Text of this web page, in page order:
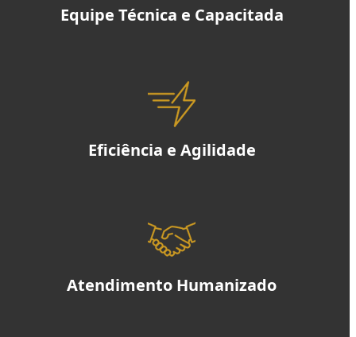
Equipe Técnica e Capacitada
Eficiência e Agilidade
Atendimento Humanizado